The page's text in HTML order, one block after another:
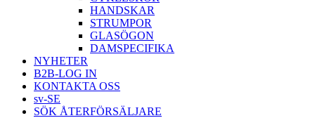
HANDSKAR
STRUMPOR
GLASÖGON
DAMSPECIFIKA
NYHETER
B2B-LOG IN
KONTAKTA OSS
sv-SE
SÖK ÅTERFÖRSÄLJARE